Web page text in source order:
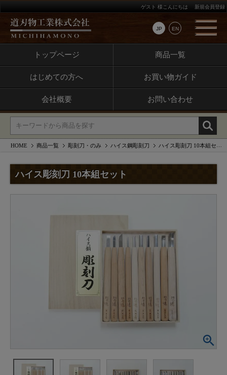
JP EN
ゲスト 様こんにちは 新規会員登録
トップページ 商品一覧
はじめての方へ お買い物ガイド
会社概要 お問い合わせ
HOME 商品一覧 彫刻刀・のみ ハイス鋼彫刻刀 ハイス彫刻刀 10本組セット
ハイス彫刻刀 10本組セット